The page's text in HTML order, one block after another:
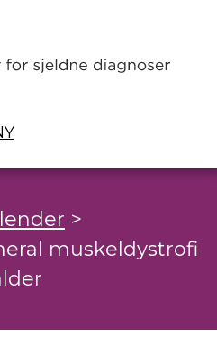
>
muskeldystrofi